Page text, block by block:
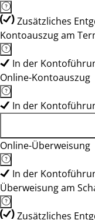
Zusätzliches
Kontoauszug am
In der
Online-Kontoauszug
In der
Online-Überweisung
In der
Überweisung am
Zusätzliches